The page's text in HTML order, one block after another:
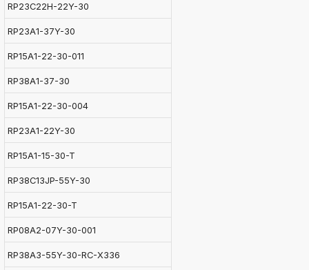
RP23C22H-22Y-30
RP23A1-37Y-30
RP15A1-22-30-011
RP38A1-37-30
RP15A1-22-30-004
RP23A1-22Y-30
RP15A1-15-30-T
RP38C13JP-55Y-30
RP15A1-22-30-T
RP08A2-07Y-30-001
RP38A3-55Y-30-RC-X336